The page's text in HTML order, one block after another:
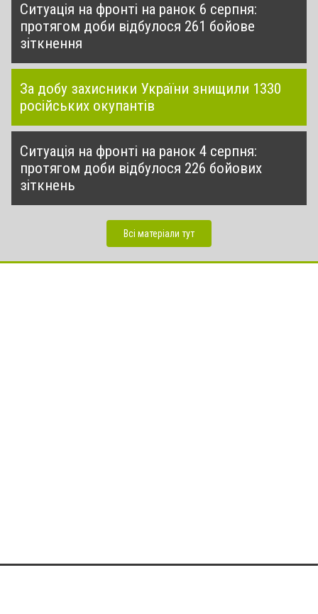
Ситуація на фронті на ранок 6 серпня:
протягом доби відбулося 261 бойове
зіткнення
За добу захисники України знищили 1330
російських окупантів
Ситуація на фронті на ранок 4 серпня:
протягом доби відбулося 226 бойових
зіткнень
Всі матеріали тут